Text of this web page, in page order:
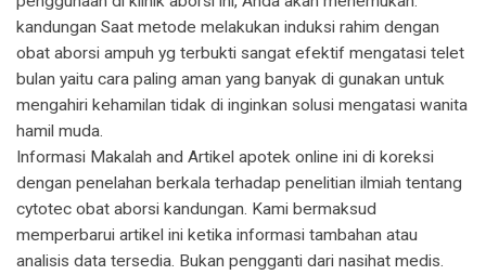
kandungan Saat metode melakukan induksi rahim dengan
obat aborsi ampuh yg terbukti sangat efektif mengatasi telet
bulan yaitu cara paling aman yang banyak di gunakan untuk
mengahiri kehamilan tidak di inginkan solusi mengatasi wanita
hamil muda.
Informasi Makalah and Artikel apotek online ini di koreksi
dengan penelahan berkala terhadap penelitian ilmiah tentang
cytotec obat aborsi kandungan. Kami bermaksud
memperbarui artikel ini ketika informasi tambahan atau
analisis data tersedia. Bukan pengganti dari nasihat medis.